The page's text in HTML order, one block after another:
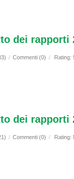
dei rapporti
/ Commenti (0) / Rating:
dei rapporti
/ Commenti (0) / Rating: